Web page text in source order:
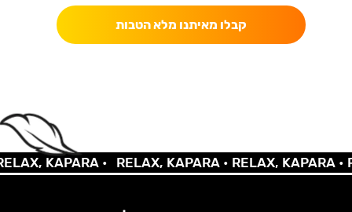
קבלו מאיתנו מלא הטבות
KAPARA • RELAX, KAPARA •RELAX, KAPARA •